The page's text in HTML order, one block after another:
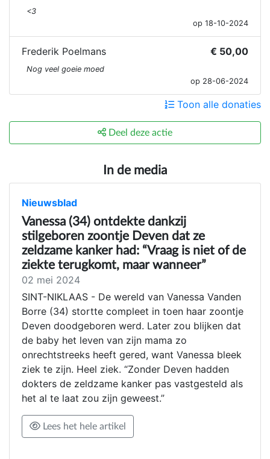
<3
op 18-10-2024
Frederik Poelmans € 50,00
Nog veel goeie moed
op 28-06-2024
Toon alle donaties
Deel deze actie
In de media
Nieuwsblad
Vanessa (34) ontdekte dankzij
stilgeboren zoontje Deven dat ze
zeldzame kanker had: “Vraag is niet of de
ziekte terugkomt, maar wanneer”
02 mei 2024
SINT-NIKLAAS - De wereld van Vanessa Vanden
Borre (34) stortte compleet in toen haar zoontje
Deven doodgeboren werd. Later zou blijken dat
de baby het leven van zijn mama zo
onrechtstreeks heeft gered, want Vanessa bleek
ziek te zijn. Heel ziek. “Zonder Deven hadden
dokters de zeldzame kanker pas vastgesteld als
het al te laat zou zijn geweest.”
Lees het hele artikel